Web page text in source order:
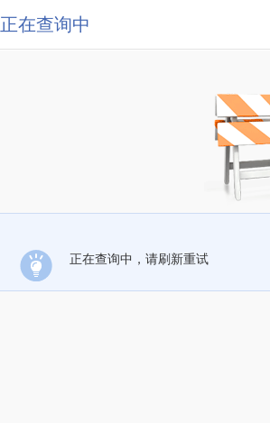
正在查询中
正在查询中，请刷新重试